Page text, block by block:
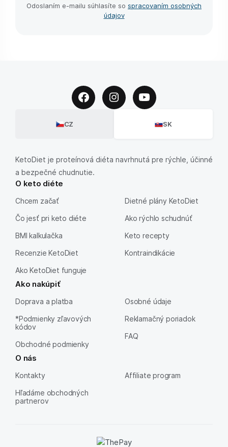
Odoslaním e-⁠mailu súhlasíte so spracovaním osobných
údajov
CZ SK
KetoDiet je proteínová diéta navrhnutá pre rýchle, účinné
a bezpečné chudnutie.
O keto diéte
Chcem začať
Čo jesť pri keto diéte
BMI kalkulačka
Recenzie KetoDiet
Ako KetoDiet funguje
Dietné plány KetoDiet
Ako rýchlo schudnúť
Keto recepty
Kontraindikácie
Ako nakúpiť
Doprava a platba
*Podmienky zľavových
kódov
Obchodné podmienky
Osobné údaje
Reklamačný poriadok
FAQ
O nás
Kontakty
Hľadáme obchodných
partnerov
Affiliate program